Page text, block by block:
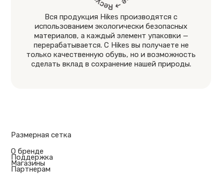
Размерная сетка
О бренде
Поддержка
Магазины
Партнерам
Вся продукция Hikes производятся с
использованием экологически безопасных
материалов, а каждый элемент упаковки —
перерабатывается. С Hikes вы получаете не
только качественную обувь, но и возможность
сделать вклад в сохранение нашей природы.